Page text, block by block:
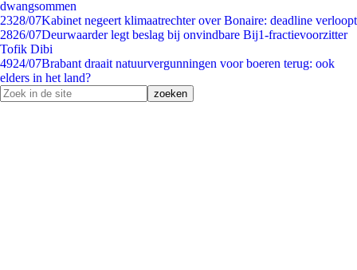
dwangsommen
2328/07Kabinet negeert klimaatrechter over Bonaire: deadline verloopt
2826/07Deurwaarder legt beslag bij onvindbare Bij1-fractievoorzitter
Tofik Dibi
4924/07Brabant draait natuurvergunningen voor boeren terug: ook
elders in het land?